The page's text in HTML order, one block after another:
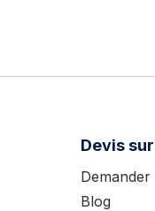
Devis
Demander
Blog